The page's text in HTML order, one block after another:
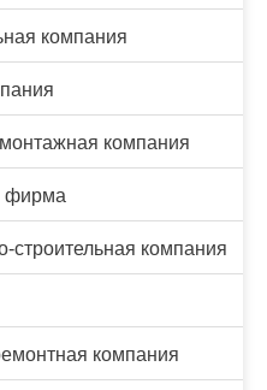
компания
компания
фирма
строительная компания
компания